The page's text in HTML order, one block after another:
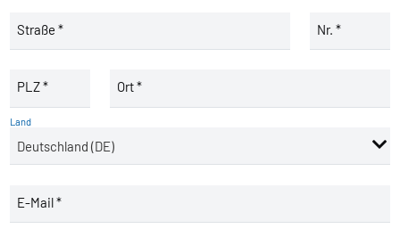
Straße * Nr. *
PLZ * Ort *
Land
E-Mail *